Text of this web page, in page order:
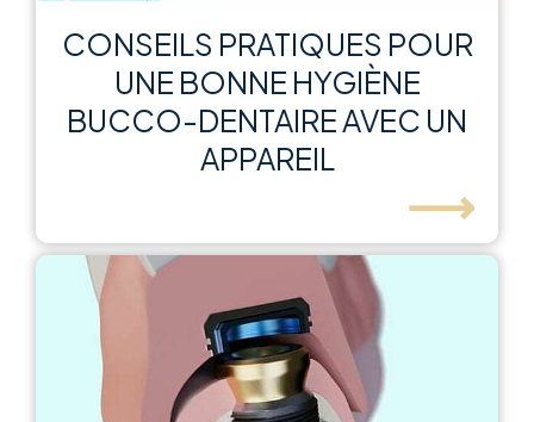
CONSEILS PRATIQUES POUR
UNE BONNE HYGIÈNE
BUCCO-DENTAIRE AVEC UN
APPAREIL
⟶